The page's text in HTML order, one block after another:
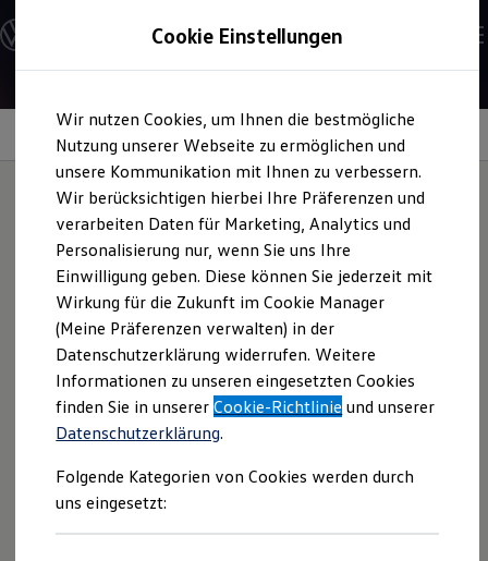
Hauptinhalt
springen
Footer
springen
Modelle & Konfigurator
Nutzfahrzeugkategorien entdecken
Modelle konfigurieren
Vorgängermodelle und Oldtimer
Vorgängermodelle
Oldtimer
Bulli Historie
Branchenlösungen & Gewerbekunden
Umbaulösungen und Hersteller finden
Auf- und Umbauten entdecken & konfigurieren
Groß- und Sonderkunden
Großkunden
Kommunen & Behörden
Journalisten
Sportvereine
Branchenlösungen
Bau & Handwerk
Gewerbliche Personenbeförderung
Service & mobile Werkstätten
Kurier, Logistik & Handel
Feuerwehr
Rettungsdienste
ONE Business ID Vorteile
Fahrzeugsuche & Marktplatz
Leasingangebot
Leasingrate für den
AmarokStyle
Ihre Beispielkalkulation für das Leasingangebot
AmarokStyle 3,0 TDI 177 kW 10 Gang Automatik
4MOTION.
Cookie Einstellungen
Wir nutzen Cookies, um Ihnen die bestmögliche
Nutzung unserer Webseite zu ermöglichen und
unsere Kommunikation mit Ihnen zu verbessern.
Wir berücksichtigen hierbei Ihre Präferenzen und
verarbeiten Daten für Marketing, Analytics und
Personalisierung nur, wenn Sie uns Ihre
Einwilligung geben. Diese können Sie jederzeit mit
Wirkung für die Zukunft im Cookie Manager
(Meine Präferenzen verwalten) in der
Datenschutzerklärung widerrufen. Weitere
Informationen zu unseren eingesetzten Cookies
finden Sie in unsererCookie-Richtlinie und unserer
Datenschutzerklärung.
Folgende Kategorien von Cookies werden durch
uns eingesetzt: